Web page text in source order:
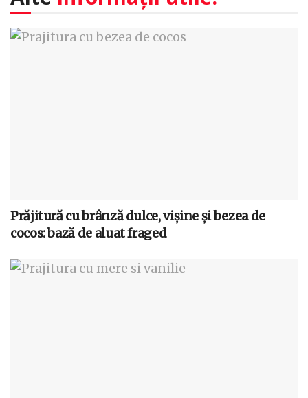
Prăjitură cu brânză dulce, vișine și bezea de
cocos: bază de aluat fraged